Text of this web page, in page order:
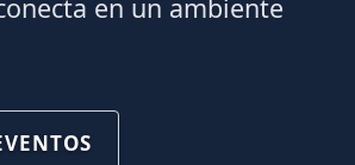
en un ambiente